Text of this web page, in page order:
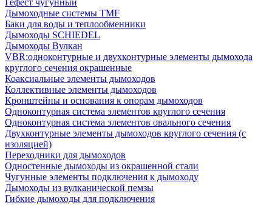
Гефест чугунный
Дымоходные системы TMF
Баки для воды и теплообменники
Дымоходы SCHIEDEL
Дымоходы Вулкан
VBR:одноконтурные и двухконтурные элементы дымохода
круглого сечения окрашенные
Коаксиальные элементы дымоходов
Коллективные элементы дымоходов
Кронштейны и основания к опорам дымоходов
Одноконтурная система элементов круглого сечения
Одноконтурная система элементов овального сечения
Двухконтурные элементы дымоходов круглого сечения (с
изоляцией)
Переходники для дымоходов
Одностенные дымоходы из окрашенной стали
Чугунные элементы подключения к дымоходу
Дымоходы из вулканической пемзы
Гибкие дымоходы для подключения